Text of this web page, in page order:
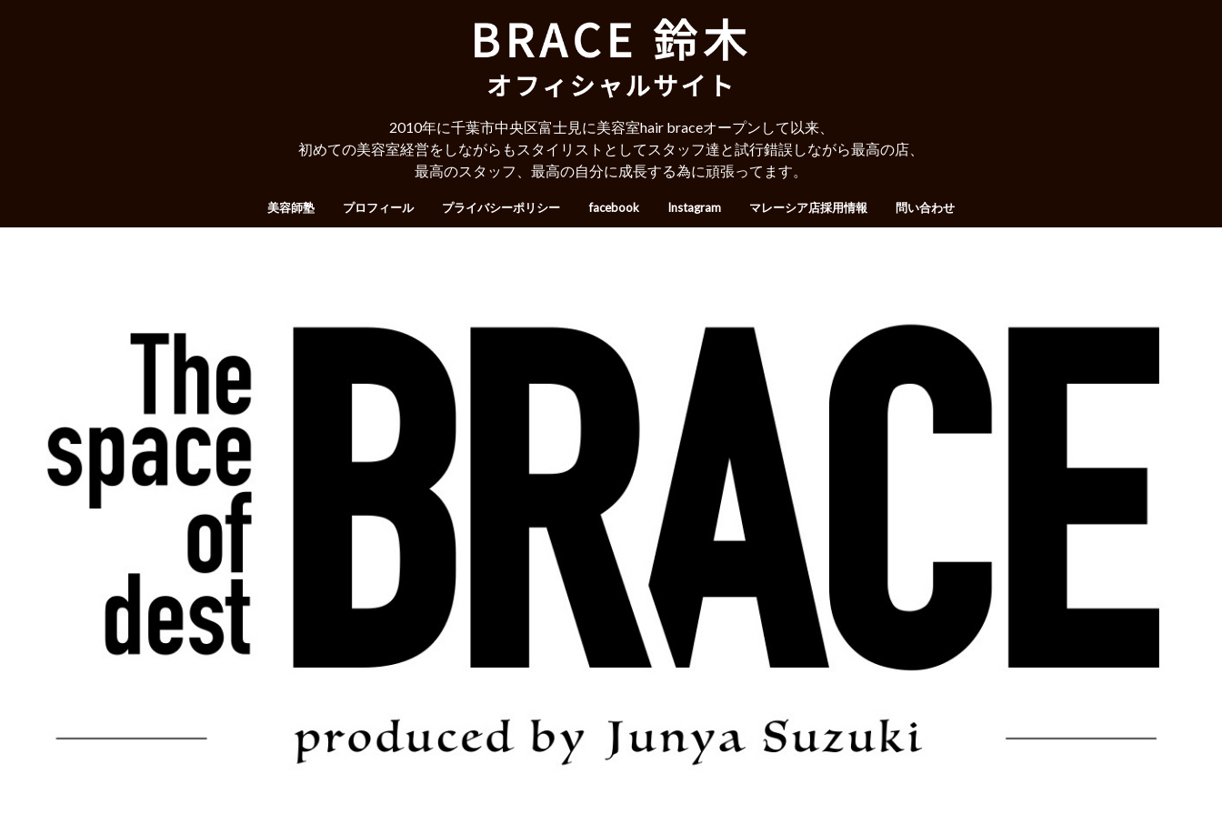
2010年に千葉市中央区富士見に美容室hair braceオープンして以来、
初めての美容室経営をしながらもスタイリストとしてスタッフ達と試行錯誤しながら最高の店、
最高のスタッフ、最高の自分に成長する為に頑張ってます。
美容師塾 プロフィール プライバシーポリシー facebook Instagram マレーシア店採用情報 問い合わせ